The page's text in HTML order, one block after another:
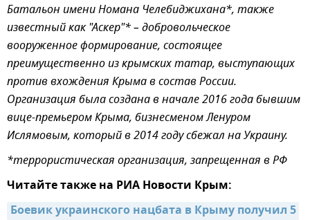
Батальон имени Номана Челебиджихана*, также
известный как "Аскер"* – добровольческое
вооруженное формирование, состоящее
преимущественно из крымских татар, выступающих
против вхождения Крыма в состав России.
Организация была создана в начале 2016 года бывшим
вице-премьером Крыма, бизнесменом Ленуром
Ислямовым, который в 2014 году сбежал на Украину.
*террористическая организация, запрещенная в РФ
Читайте также на РИА Новости Крым:
Боевик украинского нацбата в Крыму получил 5